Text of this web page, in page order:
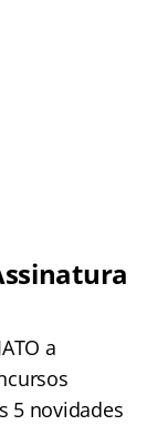
a
5 novidades